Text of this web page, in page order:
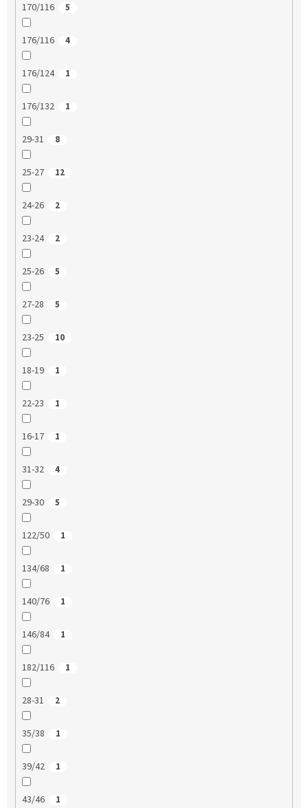
170/116 5
176/116 4
176/124 1
176/132 1
29-31 8
25-27 12
24-26 2
23-24 2
25-26 5
27-28 5
23-25 10
18-19 1
22-23 1
16-17 1
31-32 4
29-30 5
122/50 1
134/68 1
140/76 1
146/84 1
182/116 1
28-31 2
35/38 1
39/42 1
43/46 1